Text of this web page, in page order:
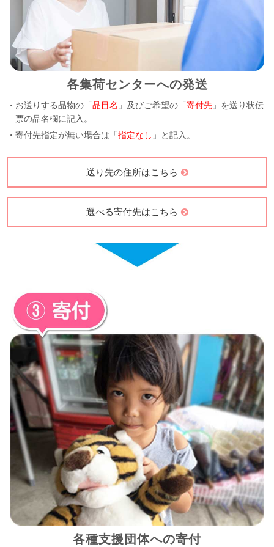
各集荷センターへの発送
・お送りする品物の「品目名 」及びご希望の「寄付先 」を送り状伝
票の品名欄に記入。
・寄付先指定が無い場合は「指定なし 」と記入。
送り先の住所はこちら
選べる寄付先はこちら
各種支援団体への寄付